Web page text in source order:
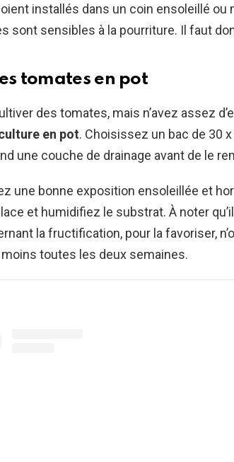
installés dans un coin ensoleillé ou
sont sensibles à la pourriture. Il faut
tomates en pot
des tomates, mais n’avez assez
en pot. Choisissez un bac de 30
une couche de drainage avant de le
une bonne exposition ensoleillée et
et humidifiez le substrat. À noter
la fructification, pour la favoriser,
moins toutes les deux semaines.